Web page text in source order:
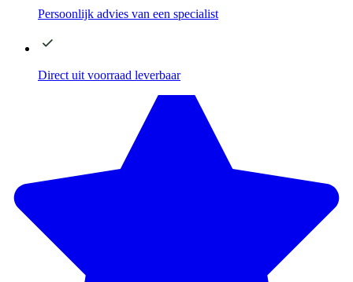
Persoonlijk advies van een specialist
Direct uit voorraad leverbaar